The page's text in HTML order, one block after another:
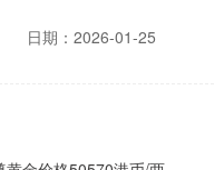
日期：2026-01-25